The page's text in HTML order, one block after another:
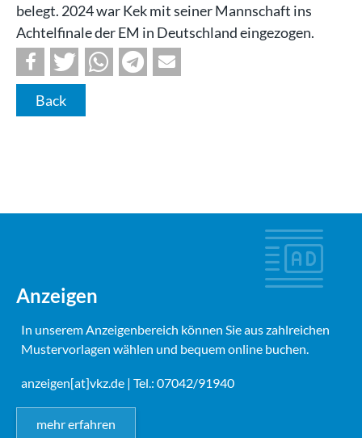
belegt. 2024 war Kek mit seiner Mannschaft ins
Achtelfinale der EM in Deutschland eingezogen.
Back
Anzeigen
In unserem Anzeigenbereich können Sie aus zahlreichen
Mustervorlagen wählen und bequem online buchen.
anzeigen[at]vkz.de | Tel.: 07042/91940
mehr erfahren